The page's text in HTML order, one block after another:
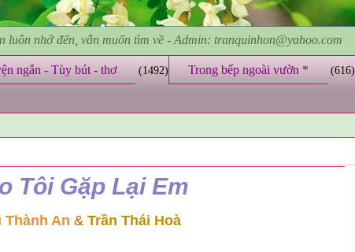
nhớ đến, vẫn muốn tìm về - Admin: tranquinhon@yahoo.com
ngắn - Tùy bút - thơ (1492) Trong bếp ngoài vườn * (616)
Tôi Gặp Lại Em
Thành An & Trần Thái Hoà